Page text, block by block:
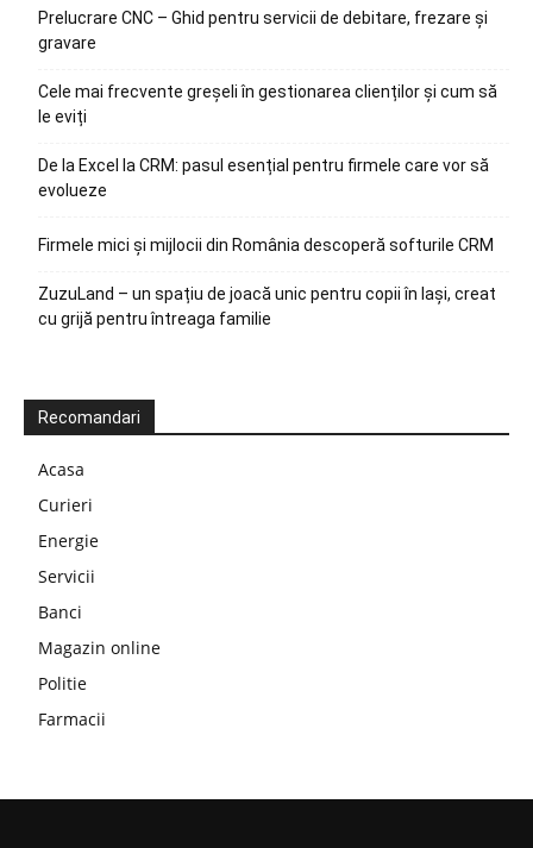
Prelucrare CNC – Ghid pentru servicii de debitare, frezare și
gravare
Cele mai frecvente greșeli în gestionarea clienților și cum să
le eviți
De la Excel la CRM: pasul esențial pentru firmele care vor să
evolueze
Firmele mici și mijlocii din România descoperă softurile CRM
ZuzuLand – un spațiu de joacă unic pentru copii în Iași, creat
cu grijă pentru întreaga familie
Recomandari
Acasa
Curieri
Energie
Servicii
Banci
Magazin online
Politie
Farmacii